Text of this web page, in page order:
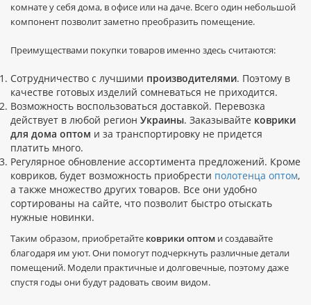
комнате у себя дома, в офисе или на даче. Всего один небольшой
компонент позволит заметно преобразить помещение.
Преимуществами покупки товаров именно здесь считаются:
Сотрудничество с лучшими производителями. Поэтому в
качестве готовых изделий сомневаться не приходится.
Возможность воспользоваться доставкой. Перевозка
действует в любой регион Украины. Заказывайте коврики
для дома оптом и за транспортировку не придется
платить много.
Регулярное обновление ассортимента предложений. Кроме
ковриков, будет возможность приобрести полотенца оптом,
а также множество других товаров. Все они удобно
сортированы на сайте, что позволит быстро отыскать
нужные новинки.
Таким образом, приобретайте коврики оптом и создавайте
благодаря им уют. Они помогут подчеркнуть различные детали
помещений. Модели практичные и долговечные, поэтому даже
спустя годы они будут радовать своим видом.